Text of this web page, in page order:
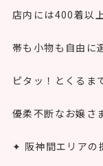
店内には400着以
帯も小物も自由に
ピタッ！とくるま
優柔不断なお嬢さ
✦ 阪神間エリアの